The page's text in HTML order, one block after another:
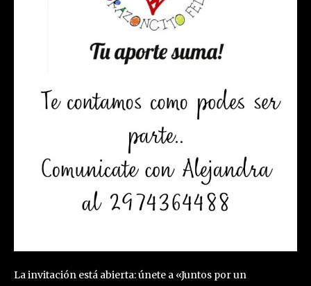
La invitación está abierta: únete a «Juntos por un